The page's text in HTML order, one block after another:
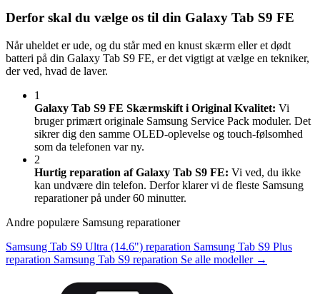
Derfor skal du vælge os til din Galaxy Tab S9 FE
Når uheldet er ude, og du står med en knust skærm eller et dødt
batteri på din Galaxy Tab S9 FE, er det vigtigt at vælge en tekniker,
der ved, hvad de laver.
1
Galaxy Tab S9 FE Skærmskift i Original Kvalitet: Vi
bruger primært originale Samsung Service Pack moduler. Det
sikrer dig den samme OLED-oplevelse og touch-følsomhed
som da telefonen var ny.
2
Hurtig reparation af Galaxy Tab S9 FE: Vi ved, du ikke
kan undvære din telefon. Derfor klarer vi de fleste Samsung
reparationer på under 60 minutter.
Andre populære Samsung reparationer
Samsung Tab S9 Ultra (14.6") reparation Samsung Tab S9 Plus
reparation Samsung Tab S9 reparation Se alle modeller →